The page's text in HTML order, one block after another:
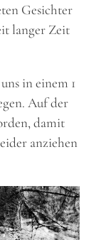
Gesichter
langer Zeit
in einem 1
Auf der
damit
anziehen